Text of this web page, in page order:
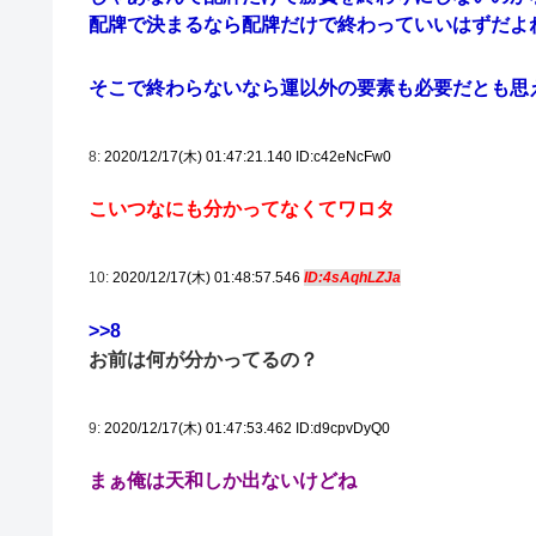
配牌で決まるなら配牌だけで終わっていいはずだよ
そこで終わらないなら運以外の要素も必要だとも思
8: 2020/12/17(木) 01:47:21.140 ID:c42eNcFw0
こいつなにも分かってなくてワロタ
10: 2020/12/17(木) 01:48:57.546 ID:4sAqhLZJa
>>8
お前は何が分かってるの？
9: 2020/12/17(木) 01:47:53.462 ID:d9cpvDyQ0
まぁ俺は天和しか出ないけどね